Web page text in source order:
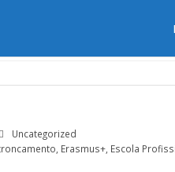
Uncategorized
Erasmus+ Escola